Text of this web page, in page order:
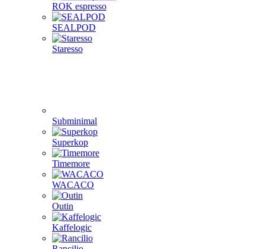
ROK espresso
SEALPOD
Staresso
Subminimal
Superkop
Timemore
WACACO
Outin
Kaffelogic